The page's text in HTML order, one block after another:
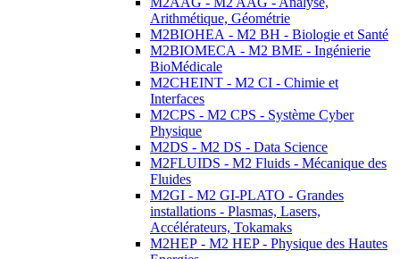
Arithmétique, Géométrie
M2BIOHEA - M2 BH - Biologie et Santé
M2BIOMECA - M2 BME - Ingénierie
BioMédicale
M2CHEINT - M2 CI - Chimie et
Interfaces
M2CPS - M2 CPS - Système Cyber
Physique
M2DS - M2 DS - Data Science
M2FLUIDS - M2 Fluids - Mécanique des
Fluides
M2GI - M2 GI-PLATO - Grandes
installations - Plasmas, Lasers,
Accélérateurs, Tokamaks
M2HEP - M2 HEP - Physique des Hautes